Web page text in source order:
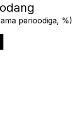
perioodiga, %)